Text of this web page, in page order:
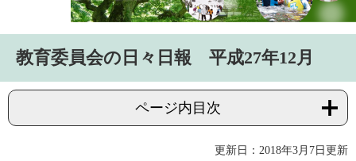
教育委員会の日々日報 平成27年12月
ページ内目次
更新日：2018年3月7日更新